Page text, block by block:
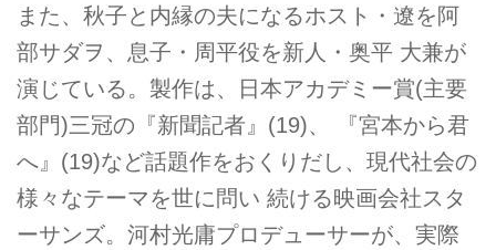
また、秋子と内縁の夫になるホスト・遼を阿
部サダヲ、息子・周平役を新人・奥平 大兼が
演じている。製作は、日本アカデミー賞(主要
部門)三冠の『新聞記者』(19)、 『宮本から君
へ』(19)など話題作をおくりだし、現代社会の
様々なテーマを世に問い 続ける映画会社スタ
ーサンズ。河村光庸プロデューサーが、実際